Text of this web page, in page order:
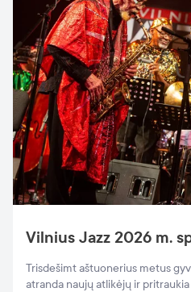
Vilnius Jazz 2026 m.
Trisdešimt aštuonerius metus
atranda naujų atlikėjų ir